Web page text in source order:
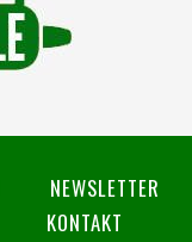
NEWSLETTER
KONTAKT